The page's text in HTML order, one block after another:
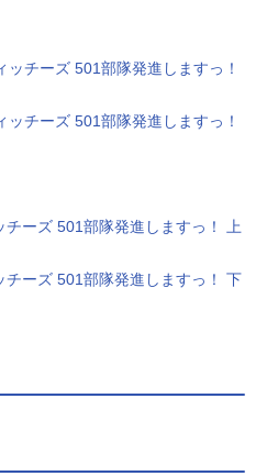
ッチーズ 501部隊発進しますっ！
ッチーズ 501部隊発進しますっ！
チーズ 501部隊発進しますっ！ 上
チーズ 501部隊発進しますっ！ 下